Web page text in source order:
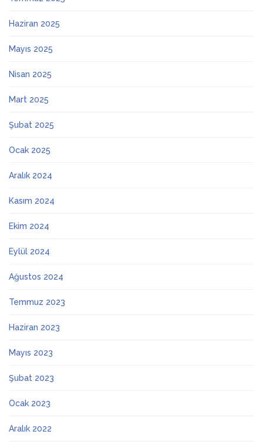
Haziran 2025
Mayıs 2025
Nisan 2025
Mart 2025
Şubat 2025
Ocak 2025
Aralık 2024
Kasım 2024
Ekim 2024
Eylül 2024
Ağustos 2024
Temmuz 2023
Haziran 2023
Mayıs 2023
Şubat 2023
Ocak 2023
Aralık 2022